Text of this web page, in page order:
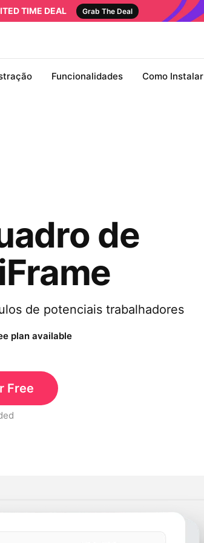
TIME DEAL Grab The Deal
Funcionalidades Como Instalar
de
de potenciais trabalhadores
plan available
Free